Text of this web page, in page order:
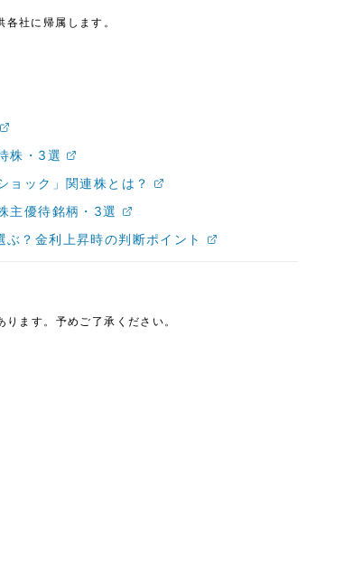
社に帰属します。
株・3選
ョック」関連株とは？
主優待銘柄・3選
？金利上昇時の判断ポイント
ます。予めご了承ください。